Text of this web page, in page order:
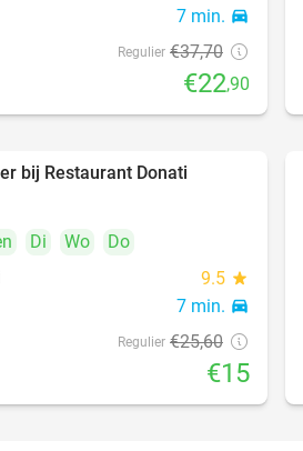
7 min. directions_car
Regulier €37,70
€22,90
bij Restaurant Donati
Di Wo
Do
9.5 star
7 min. directions_car
Regulier €25,60
€15